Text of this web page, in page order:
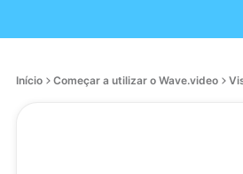
Início Começar a utilizar o Wave.video